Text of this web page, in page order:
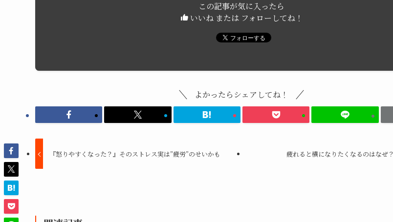
この記事が気に入ったら
いいね または フォローしてね！
よかったらシェアしてね！
『怒りやすくなった？』そのストレス実は”疲労”のせいかも 疲れると横になりたくなるのはなぜ？